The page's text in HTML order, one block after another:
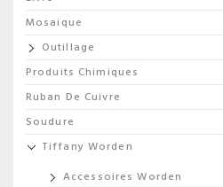
Mosaique
Outillage
Produits Chimiques
Ruban De Cuivre
Soudure
Tiffany Worden
Accessoires Worden